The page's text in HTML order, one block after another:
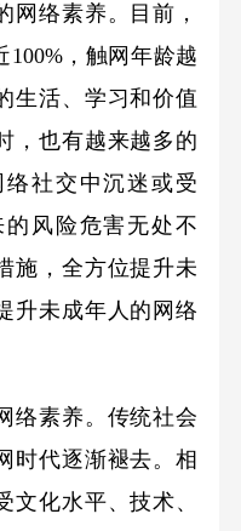
络素养。目前，
，触网年龄越
生活、学习和价值
，也有越来越多的
社交中沉迷或受
风险危害无处不
施，全方位提升未
升未成年人的网络
素养。传统社会
时代逐渐褪去。相
文化水平、技术、